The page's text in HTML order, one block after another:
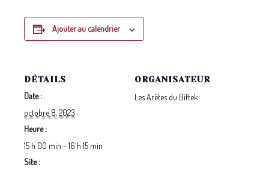
Ajouter au calendrier
DÉTAILS
Date :
octobre 8, 2023
Heure :
15 h 00 min - 16 h 15 min
Site :
ORGANISATEUR
Les Arêtes du Biftek